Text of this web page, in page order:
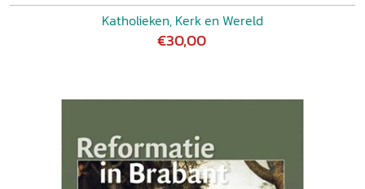
Katholieken, Kerk en Wereld
€30,00